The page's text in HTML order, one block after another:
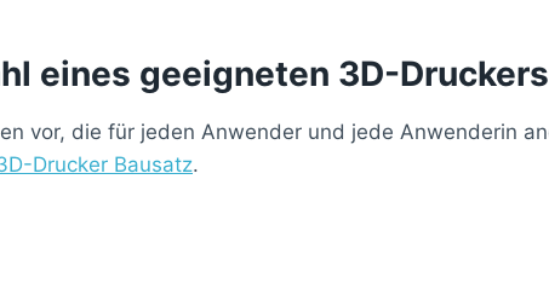
eines geeigneten 3D-Druckers
vor, die für jeden Anwender und jede Anwenderin
Drucker Bausatz.